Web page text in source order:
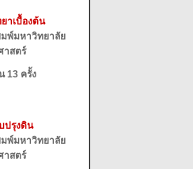
าเบื้องต้น
พ์มหาวิทยาลัย
าสตร์
13 ครั้ง
ปรุงดิน
พ์มหาวิทยาลัย
าสตร์